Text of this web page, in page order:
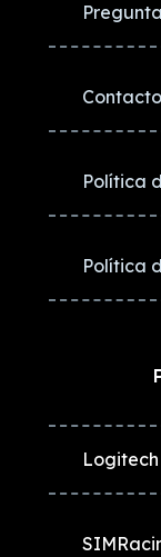
Contacto
Política
Política